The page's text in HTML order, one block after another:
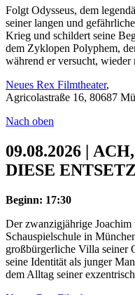
Folgt Odysseus, dem
seiner langen und
Krieg und schildert seine
dem Zyklopen Polyphem,
während er versucht, wieder
Neues Rex Filmtheater,
Agricolastraße 16, 80687
Nach oben
09.08.2026 |
DIESE
Beginn: 17:30
Der zwanzigjährige
Schauspielschule in
großbürgerliche Villa seiner
seine Identität als junger
dem Alltag seiner